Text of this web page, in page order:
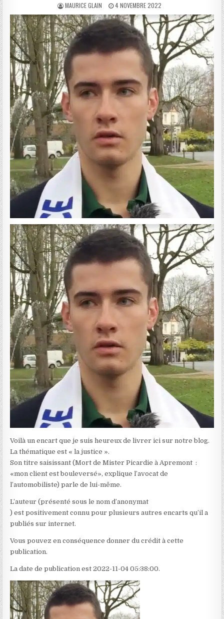
AUTHOR:
MAURICE GLAIN
PUBLISHED
DATE:
4 NOVEMBRE 2022
Voilà un encart que je suis heureux de livrer ici sur notre blog.
La thématique est « la justice ».
Son titre saisissant (Mort de Mister Picardie à Apremont :
«mon client est bouleversé», explique l’avocat de
l’automobiliste) parle de lui-même.
L’auteur (présenté sous le nom d’anonymat
) est positivement connu pour plusieurs autres encarts qu’il a
publiés sur internet.
Vous pouvez en conséquence donner du crédit à cette
publication.
La date de publication est 2022-11-04 05:38:00.